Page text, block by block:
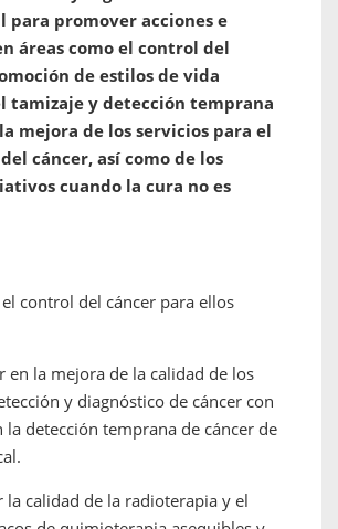
para promover acciones e
áreas como el control del
de estilos de vida
tamizaje y detección temprana
mejora de los servicios para el
cáncer, así como de los
cuando la cura no es
el control del cáncer para ellos
la mejora de la calidad de los
y diagnóstico de cáncer con
la detección temprana de cáncer de
de la radioterapia y el